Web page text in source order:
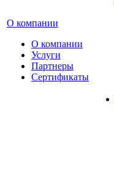
О компании
О компании
Услуги
Партнеры
Сертификаты